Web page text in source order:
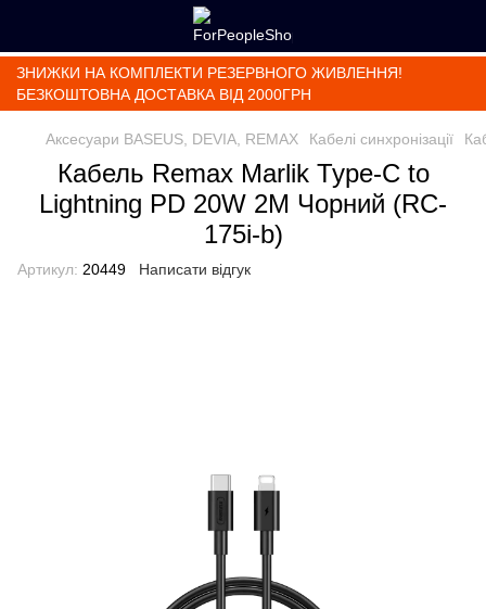
ЗНИЖКИ НА КОМПЛЕКТИ РЕЗЕРВНОГО ЖИВЛЕННЯ!
БЕЗКОШТОВНА ДОСТАВКА ВІД 2000ГРН
Аксесуари BASEUS, DEVIA, REMAX Кабелі синхронізації
Кабель Remax Marlik Type-C to
Lightning PD 20W 2M Чорний (RC-
175i-b)
Артикул: 20449 Написати відгук